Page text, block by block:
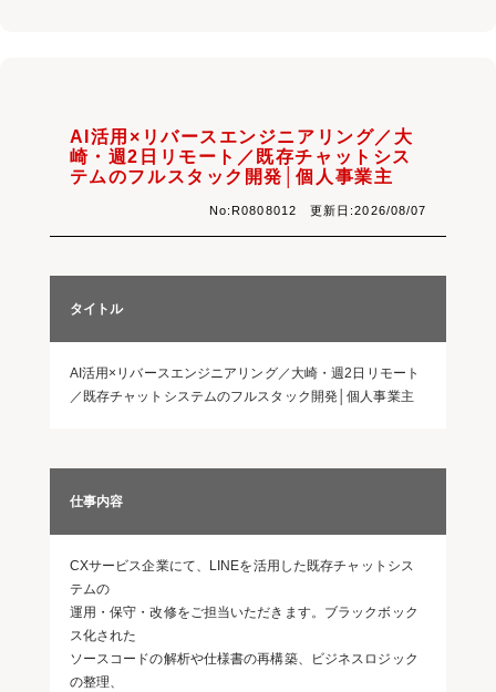
AI活用×リバースエンジニアリング／大
崎・週2日リモート／既存チャットシス
テムのフルスタック開発│個人事業主
No:R0808012 更新日:2026/08/07
タイトル
AI活用×リバースエンジニアリング／大崎・週2日リモート
／既存チャットシステムのフルスタック開発│個人事業主
仕事内容
CXサービス企業にて、LINEを活用した既存チャットシス
テムの
運用・保守・改修をご担当いただきます。ブラックボック
ス化された
ソースコードの解析や仕様書の再構築、ビジネスロジック
の整理、